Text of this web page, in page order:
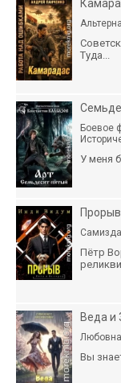
Туда...
Боевое
У меня
Прорыв
Пётр
Веда и
Вы